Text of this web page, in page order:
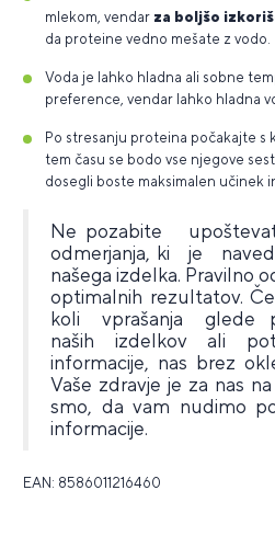
mlekom, vendar za boljšo
da proteine vedno mešate z vodo.
Voda je lahko hladna ali sobne
preference, vendar lahko hladna
Po stresanju proteina počakajte s
tem času se bodo vse njegove
dosegli boste maksimalen učinek
Ne pozabite
odmerjanja, ki je
našega izdelka. Pravilno
optimalnih rezultatov.
koli vprašanja glede
naših izdelkov ali
informacije, nas brez
Vaše zdravje je za nas
smo, da vam nudimo
informacije.
EAN: 8586011216460